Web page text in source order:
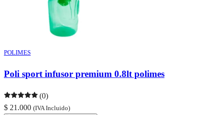
POLIMES
Poli sport infusor premium 0.8lt polimes
(0)
$ 21.000 (IVA Incluido)